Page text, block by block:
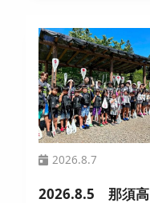
2026.8.7
2026.8.5 那須高